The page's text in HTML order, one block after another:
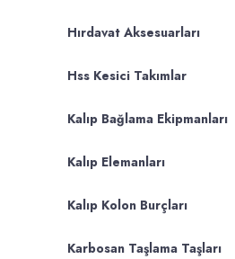
Hırdavat Aksesuarları
Hss Kesici Takımlar
Kalıp Bağlama Ekipmanları
Kalıp Elemanları
Kalıp Kolon Burçları
Karbosan Taşlama Taşları